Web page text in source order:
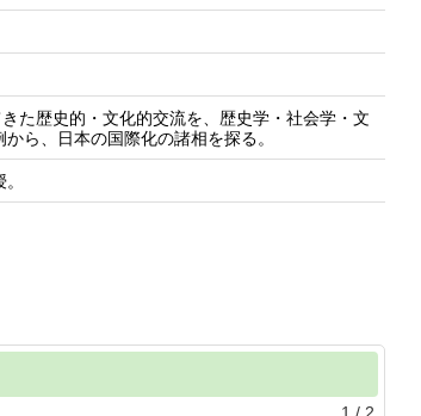
た歴史的・文化的交流を、歴史学・社会学・文
ら、日本の国際化の諸相を探る。